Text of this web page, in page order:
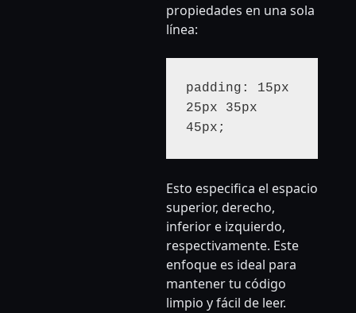
propiedades en una sola
línea:
padding: 15px
25px 35px
45px;
Esto especifica el espacio
superior, derecho,
inferior e izquierdo,
respectivamente. Este
enfoque es ideal para
mantener tu código
limpio y fácil de leer.